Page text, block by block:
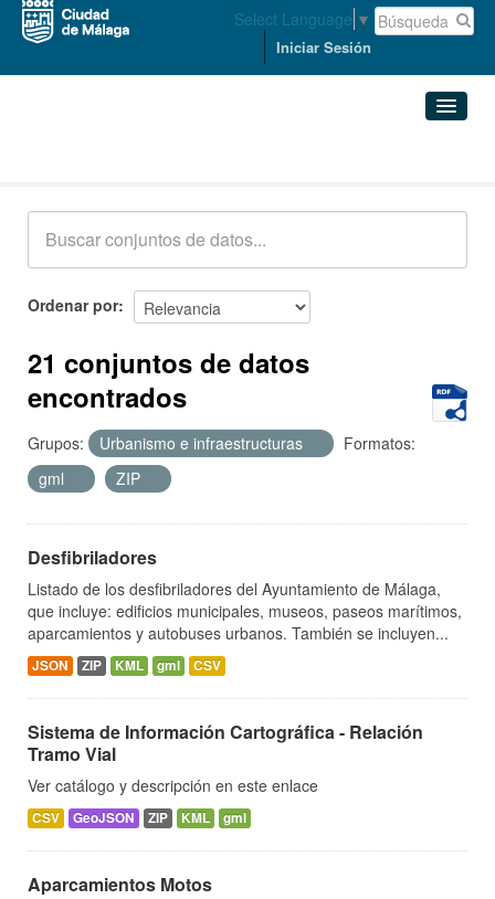
Select Language ▼
Iniciar Sesión
Acerca de
Ordenar por
21 conjuntos de datos
encontrados
Grupos: Urbanismo e infraestructuras
Formatos:
gml
ZIP
Desfibriladores
Listado de los desfibriladores del Ayuntamiento de Málaga,
que incluye: edificios municipales, museos, paseos marítimos,
aparcamientos y autobuses urbanos. También se incluyen...
JSON ZIP KML gml CSV
Sistema de Información Cartográfica - Relación
Tramo Vial
Ver catálogo y descripción en este enlace
CSV GeoJSON ZIP KML gml
Aparcamientos Motos